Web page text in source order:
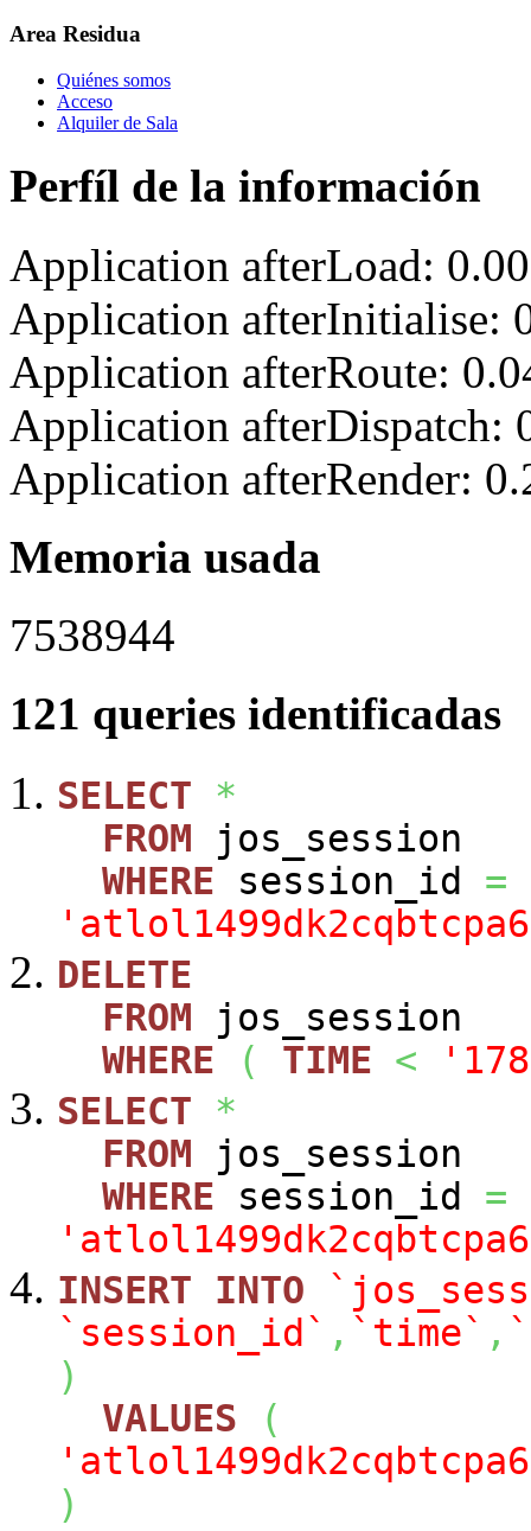
Area Residua
Quiénes somos
Acceso
Alquiler de Sala
Perfíl de la información
Application afterLoad:
Application afterInitialise:
Application afterRoute:
Application afterDispatch:
Application afterRender:
Memoria usada
7538944
121 queries identificadas
SELECT
*
FROM jos_session
WHERE session_id =
DELETE
FROM jos_session
WHERE
( TIME <
SELECT
*
FROM jos_session
WHERE session_id =
INSERT
INTO
`session_id` , `time` ,
)
VALUES
(
)